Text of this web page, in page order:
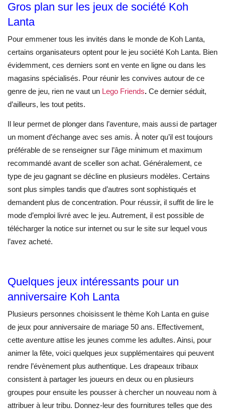
Gros plan sur les jeux de société Koh
Lanta
Pour emmener tous les invités dans le monde de Koh Lanta,
certains organisateurs optent pour le jeu société Koh Lanta. Bien
évidemment, ces derniers sont en vente en ligne ou dans les
magasins spécialisés. Pour réunir les convives autour de ce
genre de jeu, rien ne vaut un Lego Friends. Ce dernier séduit,
d’ailleurs, les tout petits.
Il leur permet de plonger dans l’aventure, mais aussi de partager
un moment d’échange avec ses amis. À noter qu’il est toujours
préférable de se renseigner sur l’âge minimum et maximum
recommandé avant de sceller son achat. Généralement, ce
type de jeu gagnant se décline en plusieurs modèles. Certains
sont plus simples tandis que d’autres sont sophistiqués et
demandent plus de concentration. Pour réussir, il suffit de lire le
mode d’emploi livré avec le jeu. Autrement, il est possible de
télécharger la notice sur internet ou sur le site sur lequel vous
l’avez acheté.
Quelques jeux intéressants pour un
anniversaire Koh Lanta
Plusieurs personnes choisissent le thème Koh Lanta en guise
de jeux pour anniversaire de mariage 50 ans. Effectivement,
cette aventure attise les jeunes comme les adultes. Ainsi, pour
animer la fête, voici quelques jeux supplémentaires qui peuvent
rendre l’évènement plus authentique. Les drapeaux tribaux
consistent à partager les joueurs en deux ou en plusieurs
groupes pour ensuite les pousser à chercher un nouveau nom à
attribuer à leur tribu. Donnez-leur des fournitures telles que des